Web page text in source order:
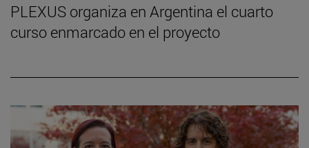
PLEXUS organiza en Argentina el cuarto
curso enmarcado en el proyecto